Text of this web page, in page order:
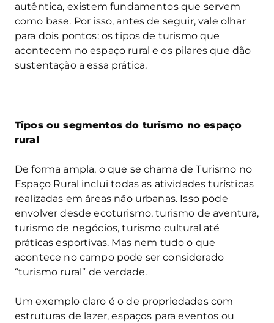
autêntica, existem fundamentos que servem
como base. Por isso, antes de seguir, vale olhar
para dois pontos: os tipos de turismo que
acontecem no espaço rural e os pilares que dão
sustentação a essa prática.
Tipos ou segmentos do turismo no espaço
rural
De forma ampla, o que se chama de Turismo no
Espaço Rural inclui todas as atividades turísticas
realizadas em áreas não urbanas. Isso pode
envolver desde ecoturismo, turismo de aventura,
turismo de negócios, turismo cultural até
práticas esportivas. Mas nem tudo o que
acontece no campo pode ser considerado
“turismo rural” de verdade.
Um exemplo claro é o de propriedades com
estruturas de lazer, espaços para eventos ou